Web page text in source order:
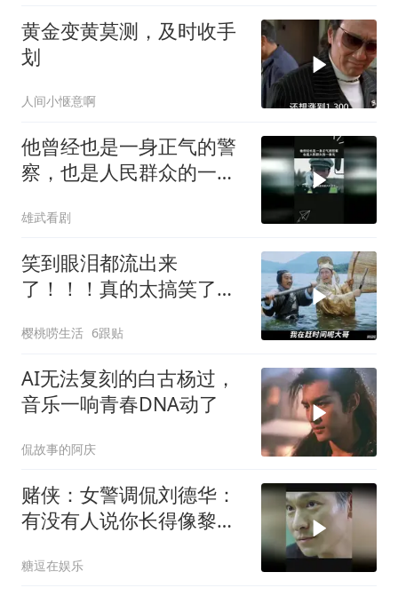
黄金变黄莫测，及时收手
划
人间小惬意啊
他曾经也是一身正气的警
察，也是人民群众的一束
雄武看剧
笑到眼泪都流出来
了！！！真的太搞笑了！
樱桃唠生活 6跟贴
AI无法复刻的白古杨过，
音乐一响青春DNA动了
侃故事的阿庆
赌侠：女警调侃刘德华：
有没有人说你长得像黎
糖逗在娱乐